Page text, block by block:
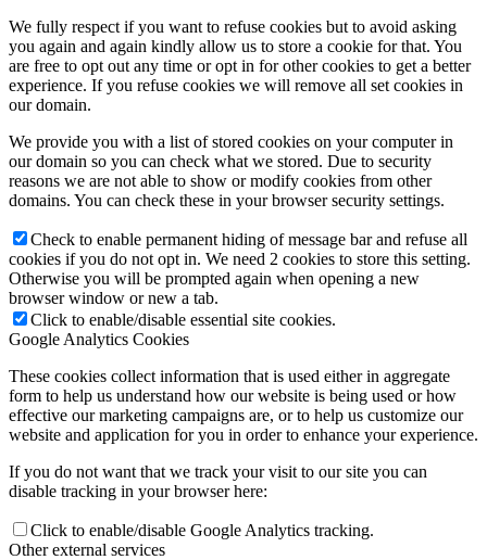
We fully respect if you want to refuse cookies but to avoid asking
you again and again kindly allow us to store a cookie for that. You
are free to opt out any time or opt in for other cookies to get a better
experience. If you refuse cookies we will remove all set cookies in
our domain.
We provide you with a list of stored cookies on your computer in
our domain so you can check what we stored. Due to security
reasons we are not able to show or modify cookies from other
domains. You can check these in your browser security settings.
Check to enable permanent hiding of message bar and refuse all
cookies if you do not opt in. We need 2 cookies to store this setting.
Otherwise you will be prompted again when opening a new
browser window or new a tab.
Click to enable/disable essential site cookies.
Google Analytics Cookies
These cookies collect information that is used either in aggregate
form to help us understand how our website is being used or how
effective our marketing campaigns are, or to help us customize our
website and application for you in order to enhance your experience.
If you do not want that we track your visit to our site you can
disable tracking in your browser here:
Click to enable/disable Google Analytics tracking.
Other external services